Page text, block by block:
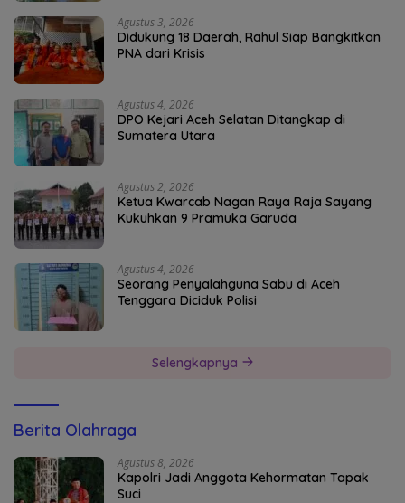
Agustus 3, 2026
Didukung 18 Daerah, Rahul Siap Bangkitkan
PNA dari Krisis
Agustus 4, 2026
DPO Kejari Aceh Selatan Ditangkap di
Sumatera Utara
Agustus 2, 2026
Ketua Kwarcab Nagan Raya Raja Sayang
Kukuhkan 9 Pramuka Garuda
Agustus 4, 2026
Seorang Penyalahguna Sabu di Aceh
Tenggara Diciduk Polisi
Selengkapnya
Berita Olahraga
Agustus 8, 2026
Kapolri Jadi Anggota Kehormatan Tapak
Suci